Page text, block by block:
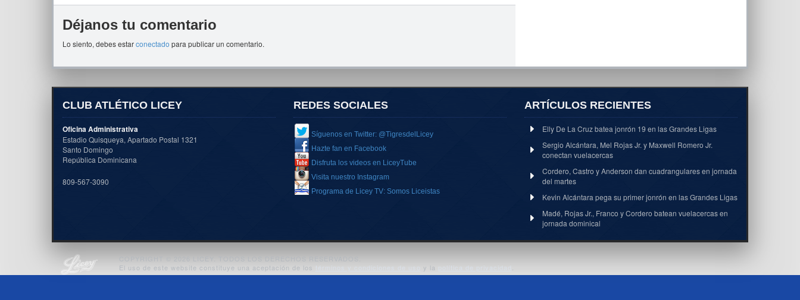
Déjanos tu comentario
Lo siento, debes estarconectado para publicar un comentario.
CLUB ATLÉTICO LICEY
Oficina Administrativa
Estadio Quisqueya, Apartado Postal 1321
Santo Domingo
República Dominicana
809-567-3090
REDES SOCIALES
Síguenos en Twitter: @TigresdelLicey
Hazte fan en Facebook
Disfruta los videos en LiceyTube
Visita nuestro Instagram
Programa de Licey TV: Somos Liceistas
ARTÍCULOS RECIENTES
Elly De La Cruz batea jonrón 19 en las Grandes Ligas
Sergio Alcántara, Mel Rojas Jr. y Maxwell Romero Jr.
conectan vuelacercas
Cordero, Castro y Anderson dan cuadrangulares en jornada
del martes
Kevin Alcántara pega su primer jonrón en las Grandes Ligas
Madé, Rojas Jr., Franco y Cordero batean vuelacercas en
jornada dominical
El uso de este website constituye una aceptación de los términos y condiciones de uso y la política de privacidad